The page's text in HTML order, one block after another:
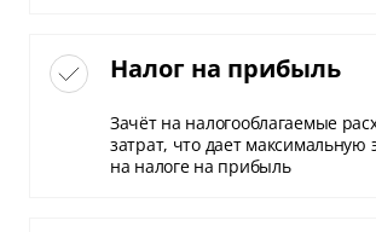
Налог на прибыль
Зачёт на налогооблагаемые
затрат, что дает максимальную
на налоге на прибыль